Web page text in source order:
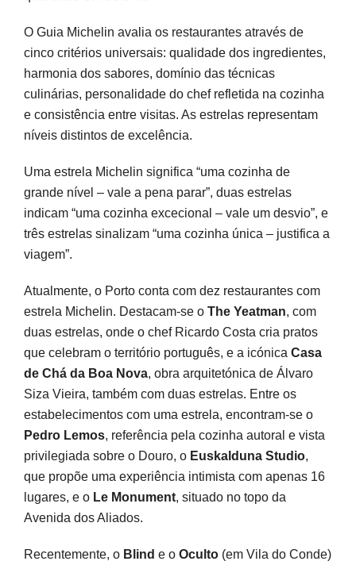
O Guia Michelin avalia os restaurantes através de
cinco critérios universais: qualidade dos ingredientes,
harmonia dos sabores, domínio das técnicas
culinárias, personalidade do chef refletida na cozinha
e consistência entre visitas. As estrelas representam
níveis distintos de excelência.
Uma estrela Michelin significa “uma cozinha de
grande nível – vale a pena parar”, duas estrelas
indicam “uma cozinha excecional – vale um desvio”, e
três estrelas sinalizam “uma cozinha única – justifica a
viagem”.
Atualmente, o Porto conta com dez restaurantes com
estrela Michelin. Destacam-se o The Yeatman, com
duas estrelas, onde o chef Ricardo Costa cria pratos
que celebram o território português, e a icónica Casa
de Chá da Boa Nova, obra arquitetónica de Álvaro
Siza Vieira, também com duas estrelas. Entre os
estabelecimentos com uma estrela, encontram-se o
Pedro Lemos, referência pela cozinha autoral e vista
privilegiada sobre o Douro, o Euskalduna Studio,
que propõe uma experiência intimista com apenas 16
lugares, e o Le Monument, situado no topo da
Avenida dos Aliados.
Recentemente, o Blind e o Oculto (em Vila do Conde)